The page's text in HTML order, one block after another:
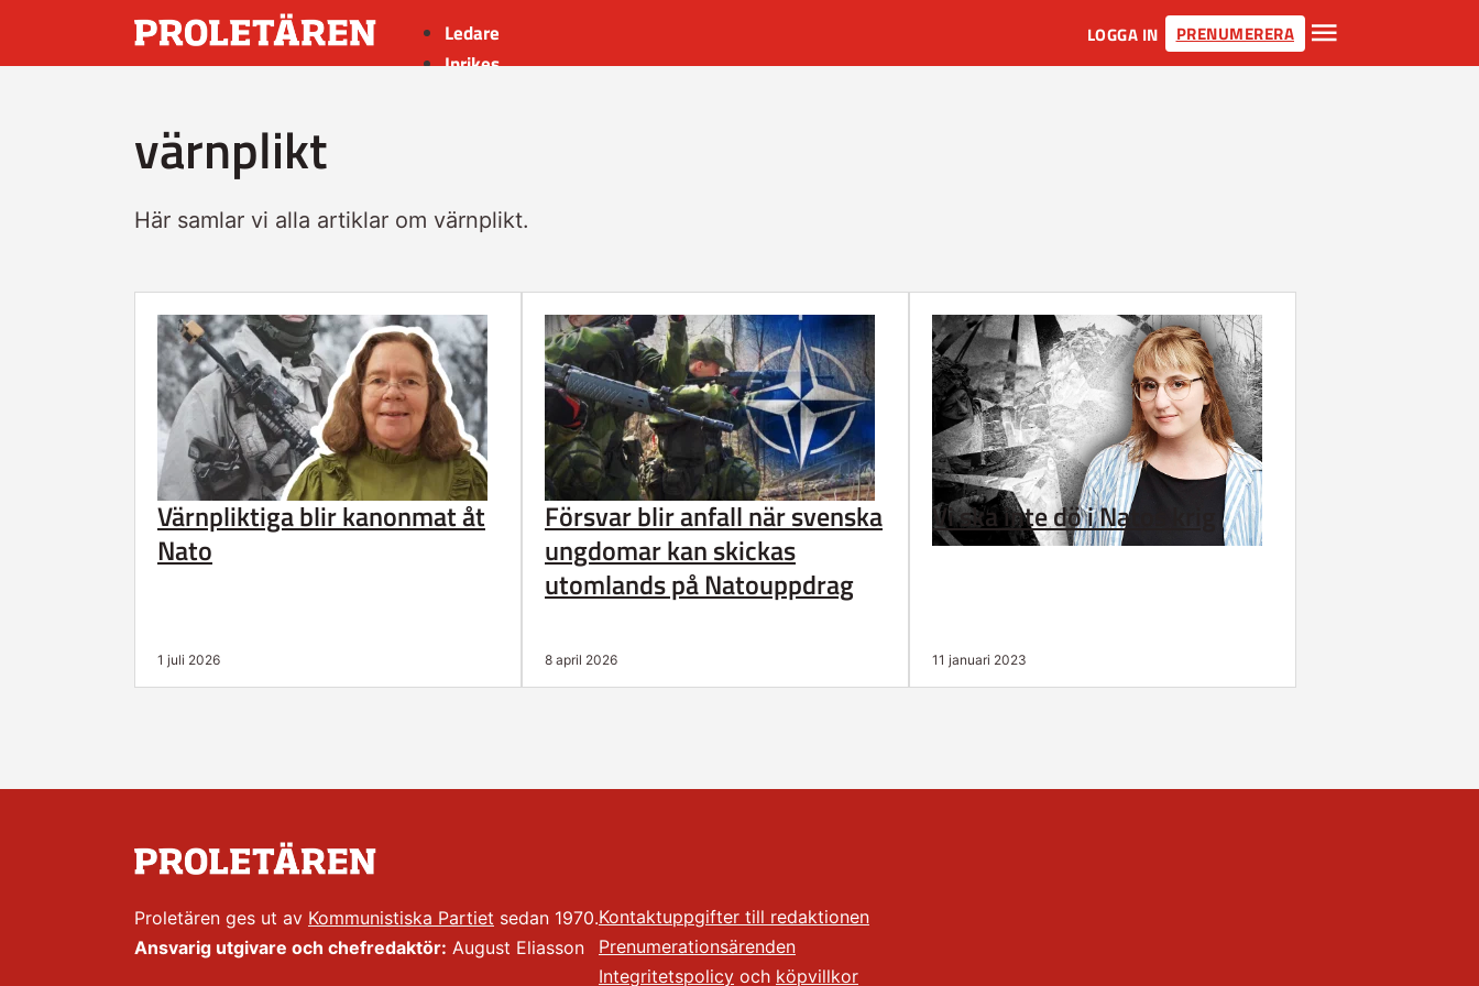
Ledare
Inrikes
LOGGA IN PRENUMERERA
värnplikt
Här samlar vi alla artiklar om värnplikt.
Värnpliktiga blir kanonmat åt
Nato
1 juli 2026
Försvar blir anfall när svenska
ungdomar kan skickas
utomlands på Natouppdrag
8 april 2026
Vi ska inte dö i Natos krig
11 januari 2023
Proletären ges ut av Kommunistiska Partiet sedan 1970.
Ansvarig utgivare och chefredaktör: August Eliasson
Kontaktuppgifter till redaktionen
Prenumerationsärenden
Integritetspolicy och köpvillkor